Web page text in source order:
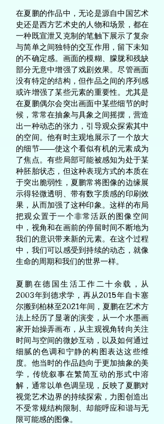
在夏鹏的作品中，无论是源自中国艺术
史还是西方艺术史的人物和场景，都在
一种既宣泄又克制的笔触下展示了复杂
与简单之间独特的交互作用，留下未知
的不确定感。画面的模糊、朦胧和残缺
部分无意中增强了戏剧效果。尽管画面
没有特定的结构，但作品之间的序列感
或许增强了某些元素的重要性。尤其是
在夏鹏偶尔会突出画面中某些细节的时
候，常常在抽象与具象之间摇摆，营造
出一种动态的张力，引导观众探索其中
的空间。他有时主观地展示了一个放大
的细节——使这个看似有机的元素成为
了焦点。有些局部可能被感知为处于某
种胚胎状态，但这种表现方式的本质在
于突出脆弱性，夏鹏常将图像的边缘展
示得轻微透明、带有数字质感的印刷效
果，从而加强了这种印象。这样的布局
把观众置于一个非常活跃的图像空间
中，视角和在画前的停留时间不断地为
我们的意识带来新的元素。在这个过程
中，我们可以感受到持续的动态，就像
生命的周期和我们的世界一样。
夏鹏在德国生活工作二十余载，从
2003年到德求学，再从2015年自卡塞
尔搬到柏林至2021年间，夏鹏在艺术方
法上经历了显著的演变，从一个水墨画
家开始操弄画布，从主观视角转向关注
时间与空间的微妙互动，以及如何通过
细腻的色调和宁静的构图表达这些维
度。他当时的作品趋向于更加抽象的美
学，传统叙事在繁简互动的形式中溶
解，通常以单色调呈现，反映了夏鹏对
视觉艺术边界的持续探索，力图创造出
不受常规结构限制、却能呼应和谐与无
限可能感的图像。